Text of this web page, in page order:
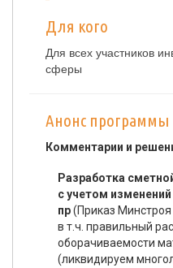
Для кого
Для всех участников
сферы
Анонс программы
Комментарии и
Разработка
с учетом
пр(Приказ
в т.ч. правильный
оборачиваемости
(ликвидируем